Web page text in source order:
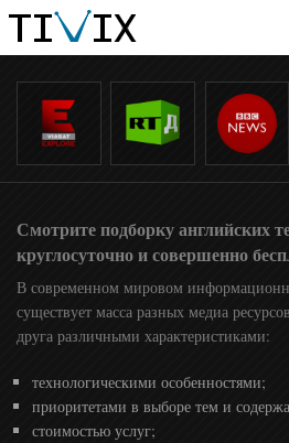
Смотрите подборку английских
круглосуточно и совершенно
В современном мировом
существует масса разных медиа
друга различными характеристиками:
технологическими особенностями;
приоритетами в выборе тем и
стоимостью услуг;